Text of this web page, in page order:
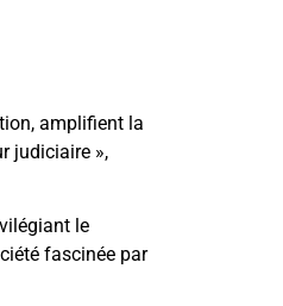
amplifient la
judiciaire »,
le
fascinée par